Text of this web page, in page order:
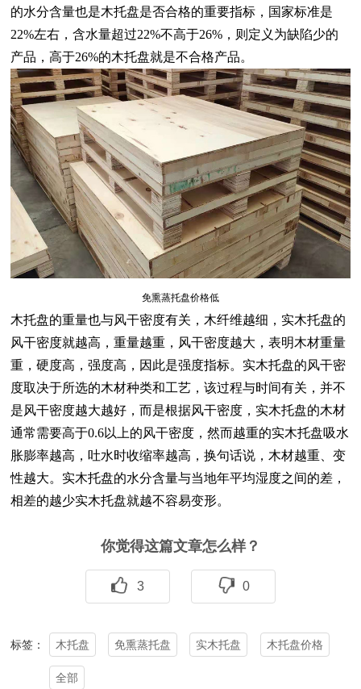
的水分含量也是木托盘是否合格的重要指标，国家标准是
22%左右，含水量超过22%不高于26%，则定义为缺陷少的
产品，高于26%的木托盘就是不合格产品。
免熏蒸托盘价格低
木托盘的重量也与风干密度有关，木纤维越细，实木托盘的
风干密度就越高，重量越重，风干密度越大，表明木材重量
重，硬度高，强度高，因此是强度指标。 实木托盘的风干密
度取决于所选的木材种类和工艺，该过程与时间有关，并不
是风干密度越大越好，而是根据风干密度， 实木托盘的木材
通常需要高于0.6以上的风干密度，然而越重的实木托盘吸水
胀膨率越高，吐水时收缩率越高，换句话说，木材越重、变
性越大。实木托盘的水分含量与当地年平均湿度之间的差，
相差的越少实木托盘就越不容易变形。
你觉得这篇文章怎么样？
3 0
标签： 木托盘 免熏蒸托盘 实木托盘 木托盘价格
全部